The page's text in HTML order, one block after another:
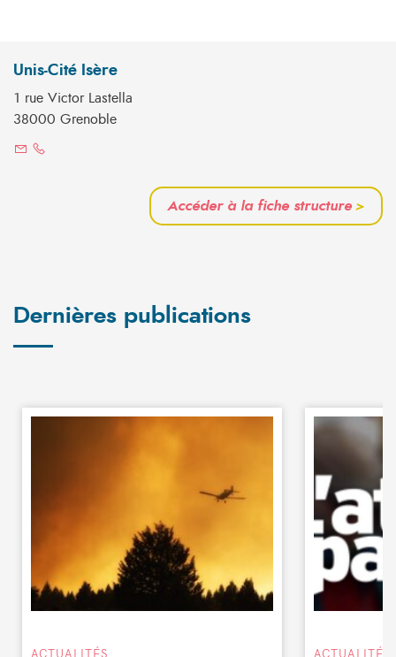
Unis-Cité Isère
1 rue Victor Lastella
38000 Grenoble
Accéder à la fiche structure>
Dernières publications
ACTUALITÉS ACTUALITÉS